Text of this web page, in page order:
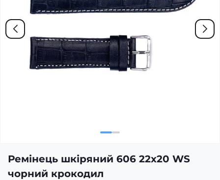
Ремінець шкіряний 606 22x20 WS
чорний крокодил